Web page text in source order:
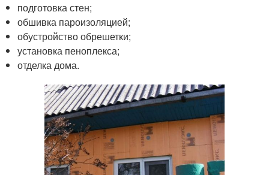
подготовка стен;
обшивка пароизоляцией;
обустройство обрешетки;
установка пеноплекса;
отделка дома.